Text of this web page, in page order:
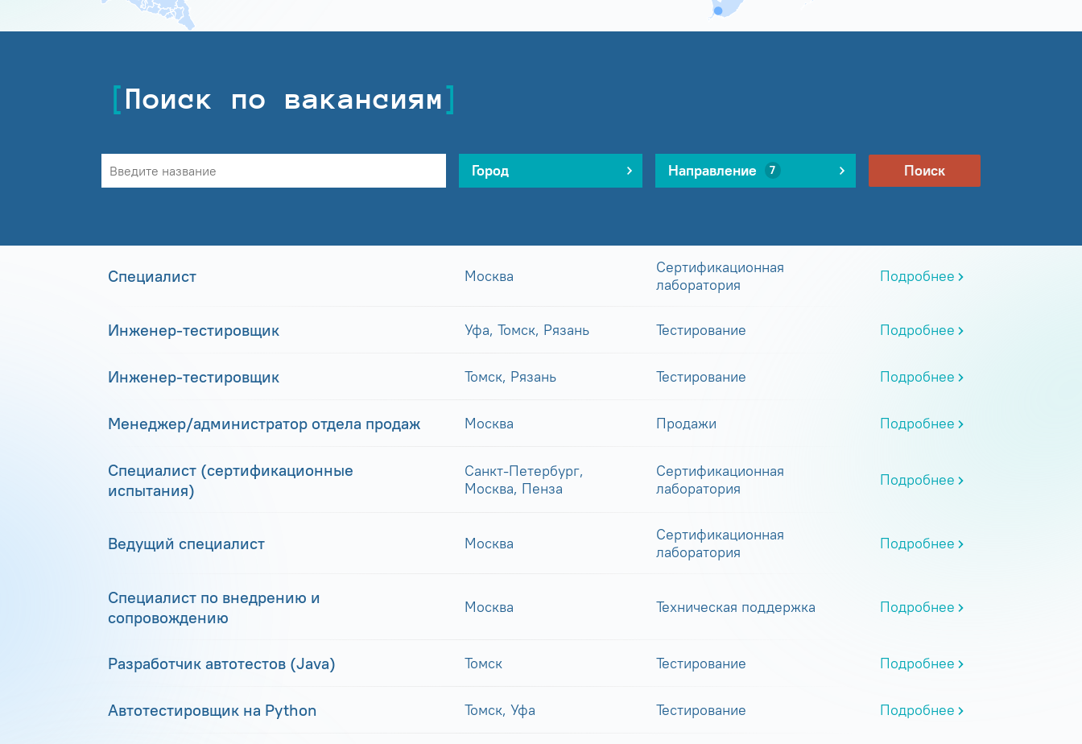
Поиск по вакансиям
Город Направление 7 Поиск
Специалист Москва
Сертификационная
лаборатория
Подробнее
Инженер-тестировщик Уфа, Томск, Рязань Тестирование Подробнее
Инженер-тестировщик Томск, Рязань Тестирование Подробнее
Менеджер/администратор отдела продаж Москва Продажи Подробнее
Специалист (сертификационные
испытания)
Санкт-Петербург,
Москва, Пенза
Сертификационная
лаборатория
Подробнее
Ведущий специалист Москва
Сертификационная
лаборатория
Подробнее
Специалист по внедрению и
сопровождению
Москва Техническая поддержка Подробнее
Разработчик автотестов (Java) Томск Тестирование Подробнее
Автотестировщик на Python Томск, Уфа Тестирование Подробнее